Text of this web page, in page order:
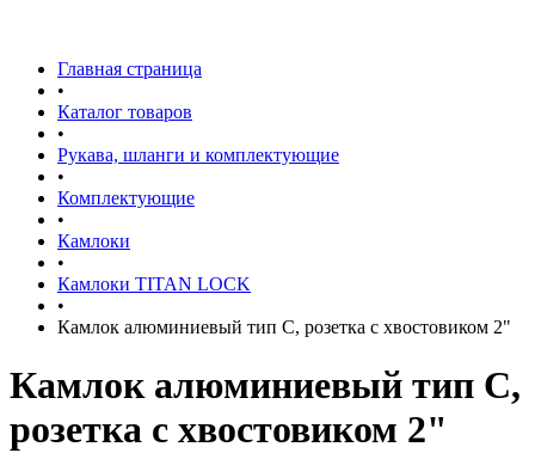
Главная страница
•
Каталог товаров
•
Рукава, шланги и комплектующие
•
Комплектующие
•
Камлоки
•
Камлоки TITAN LOCK
•
Камлок алюминиевый тип С, розетка с хвостовиком 2"
Камлок алюминиевый тип С,
розетка с хвостовиком 2"